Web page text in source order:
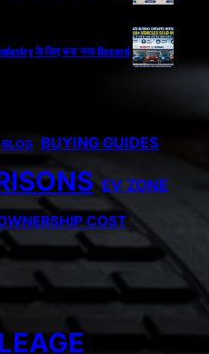
के लिए बना नया Record
BLOG BUYING GUIDES
EV ZONE
COST